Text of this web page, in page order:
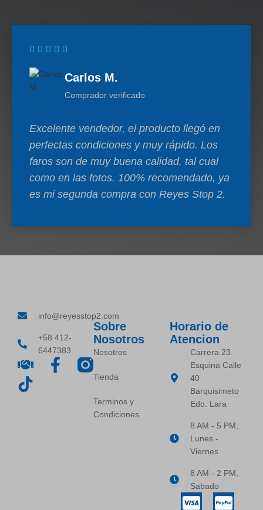
Carlos M.
Comprador verificado
Excelente vendedor, el producto llegó en
perfectas condiciones y muy rápido. Los
faros son de muy buena calidad, tal cual
como en las fotos. 100% recomendado, ya
es mi segunda compra con Reyes Stop 2.
info@reyesstop2.com
+58 412-
6447383
Sobre
Nosotros
Nosotros
Tienda
Terminos y
Condiciones
Horario de
Atencion
Carrera 23.
Esquina Calle
40
Barquisimeto
Edo. Lara
8 AM - 5 PM,
Lunes -
Viernes
8 AM - 2 PM,
Sabado